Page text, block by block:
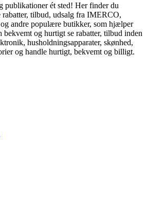
publikationer ét sted! Her finder du
tilbud, udsalg fra IMERCO,
andre populære butikker, som hjælper
bekvemt og hurtigt se rabatter, tilbud inden
husholdningsapparater, skønhed,
og handle hurtigt, bekvemt og billigt.